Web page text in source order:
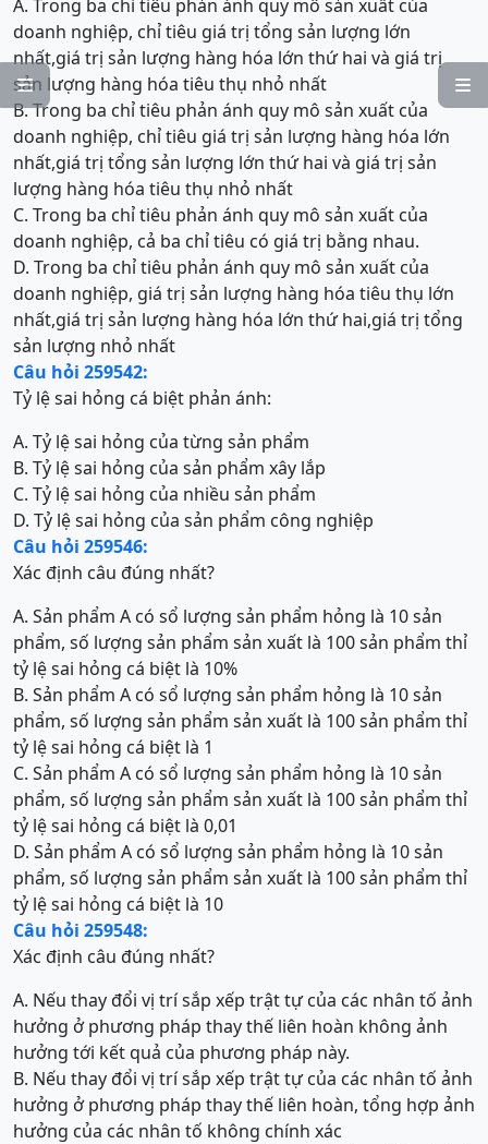


A. Trong ba chỉ tiêu phản ánh quy mô sản xuất của
doanh nghiệp, chỉ tiêu giá trị tổng sản lượng lớn
nhất,giá trị sản lượng hàng hóa lớn thứ hai và giá trị
sản lượng hàng hóa tiêu thụ nhỏ nhất
B. Trong ba chỉ tiêu phản ánh quy mô sản xuất của
doanh nghiệp, chỉ tiêu giá trị sản lượng hàng hóa lớn
nhất,giá trị tổng sản lượng lớn thứ hai và giá trị sản
lượng hàng hóa tiêu thụ nhỏ nhất
C. Trong ba chỉ tiêu phản ánh quy mô sản xuất của
doanh nghiệp, cả ba chỉ tiêu có giá trị bằng nhau.
D. Trong ba chỉ tiêu phản ánh quy mô sản xuất của
doanh nghiệp, giá trị sản lượng hàng hóa tiêu thụ lớn
nhất,giá trị sản lượng hàng hóa lớn thứ hai,giá trị tổng
sản lượng nhỏ nhất
Câu hỏi 259542:
Tỷ lệ sai hỏng cá biệt phản ánh:
A. Tỷ lệ sai hỏng của từng sản phẩm
B. Tỷ lệ sai hỏng của sản phẩm xây lắp
C. Tỷ lệ sai hỏng của nhiều sản phẩm
D. Tỷ lệ sai hỏng của sản phẩm công nghiệp
Câu hỏi 259546:
Xác định câu đúng nhất?
A. Sản phẩm A có sổ lượng sản phẩm hỏng là 10 sản
phẩm, số lượng sản phẩm sản xuất là 100 sản phẩm thỉ
tỷ lệ sai hỏng cá biệt là 10%
B. Sản phẩm A có sổ lượng sản phẩm hỏng là 10 sản
phẩm, số lượng sản phẩm sản xuất là 100 sản phẩm thỉ
tỷ lệ sai hỏng cá biệt là 1
C. Sản phẩm A có sổ lượng sản phẩm hỏng là 10 sản
phẩm, số lượng sản phẩm sản xuất là 100 sản phẩm thỉ
tỷ lệ sai hỏng cá biệt là 0,01
D. Sản phẩm A có sổ lượng sản phẩm hỏng là 10 sản
phẩm, số lượng sản phẩm sản xuất là 100 sản phẩm thỉ
tỷ lệ sai hỏng cá biệt là 10
Câu hỏi 259548:
Xác định câu đúng nhất?
A. Nếu thay đổi vị trí sắp xếp trật tự của các nhân tố ảnh
hưởng ở phương pháp thay thế liên hoàn không ảnh
hưởng tới kết quả của phương pháp này.
B. Nếu thay đổi vị trí sắp xếp trật tự của các nhân tố ảnh
hưởng ở phương pháp thay thế liên hoàn, tổng hợp ảnh
hưởng của các nhân tố không chính xác